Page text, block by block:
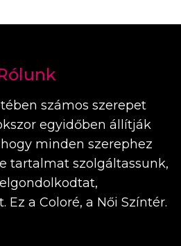
számos szerepet
egyidőben állítják
minden szerephez
tartalmat szolgáltassunk,
Ez a Coloré, a Női Színtér.